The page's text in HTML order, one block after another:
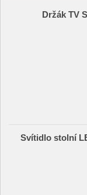
Držák TV
Svítidlo stolní